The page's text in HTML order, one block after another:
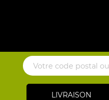
LIVRAISON